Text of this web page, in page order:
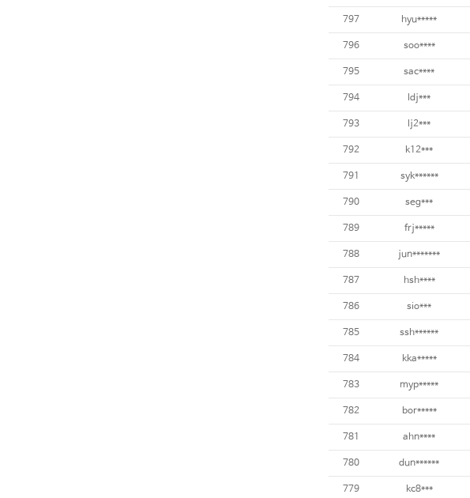
797 hyu*****
796 soo****
795 sac****
794 ldj***
793 lj2***
792 k12***
791 syk******
790 seg***
789 frj*****
788 jun*******
787 hsh****
786 sio***
785 ssh******
784 kka*****
783 myp*****
782 bor*****
781 ahn****
780 dun******
779 kc8***